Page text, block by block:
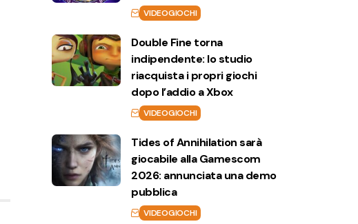
VIDEOGIOCHI
Double Fine torna
indipendente: lo studio
riacquista i propri giochi
dopo l’addio a Xbox
VIDEOGIOCHI
Tides of Annihilation sarà
giocabile alla Gamescom
2026: annunciata una demo
pubblica
VIDEOGIOCHI